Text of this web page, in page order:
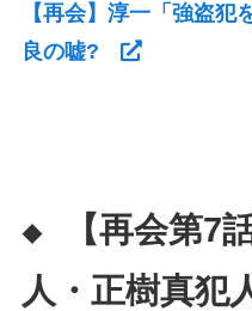
【再会】淳一「強盗
良の嘘?
◆
【再会第7
人・正樹真犯